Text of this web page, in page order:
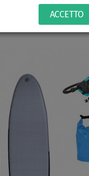
ACCETTO